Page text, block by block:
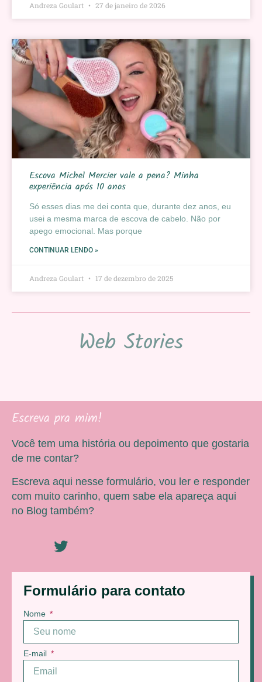
Andreza Goulart 27 de janeiro de 2026
Escova Michel Mercier vale a pena? Minha
experiência após 10 anos
Só esses dias me dei conta que, durante dez anos, eu
usei a mesma marca de escova de cabelo. Não por
apego emocional. Mas porque
CONTINUAR LENDO »
Andreza Goulart 17 de dezembro de 2025
Web Stories
Formulário para contato
Nome
E-mail
Escreva pra mim!
Você tem uma história ou depoimento que gostaria
de me contar?
Escreva aqui nesse formulário, vou ler e responder
com muito carinho, quem sabe ela apareça aqui
no Blog também?